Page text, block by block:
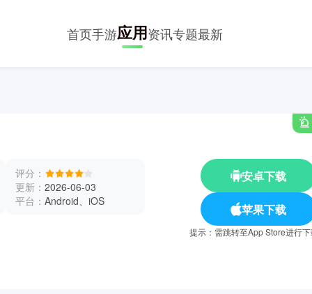
首页手游应用资讯专题最新
评分：
更新： 2026-06-03
平台： Android、iOS
安卓下载
苹果下载
提示：需跳转至App Store进行